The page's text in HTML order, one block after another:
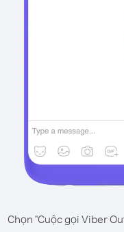
Chọn "Cuộc gọi Viber